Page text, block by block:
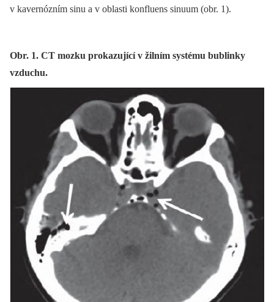
v kavernózním sinu a v oblasti konfluens sinuum (obr. 1).
Obr. 1. CT mozku prokazující v žilním systému bublinky
vzduchu.